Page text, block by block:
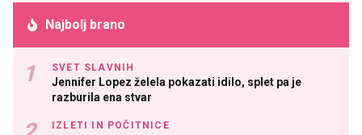
Najbolj brano
SVET SLAVNIH
Jennifer Lopez želela pokazati idilo, splet pa je
razburila ena stvar
IZLETI IN POČITNICE